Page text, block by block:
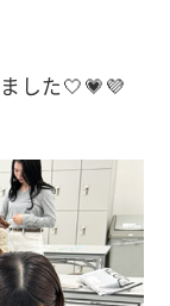
した🤍💗💜